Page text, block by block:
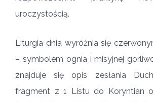
uroczystością.
Liturgia dnia wyróżnia się
– symbolem ognia i misyjnej
znajduje się opis zesłania
fragment z 1 Listu do Koryntian